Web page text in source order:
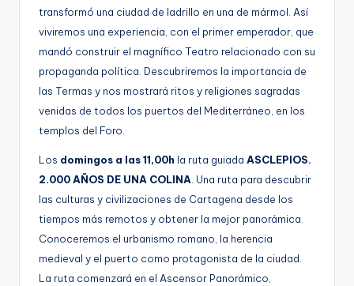
transformó una ciudad de ladrillo en una de mármol. Así
viviremos una experiencia, con el primer emperador, que
mandó construir el magnífico Teatro relacionado con su
propaganda política. Descubriremos la importancia de
las Termas y nos mostrará ritos y religiones sagradas
venidas de todos los puertos del Mediterráneo, en los
templos del Foro.
Los domingos a las 11,00h la ruta guiada ASCLEPIOS.
2.000 AÑOS DE UNA COLINA. Una ruta para descubrir
las culturas y civilizaciones de Cartagena desde los
tiempos más remotos y obtener la mejor panorámica.
Conoceremos el urbanismo romano, la herencia
medieval y el puerto como protagonista de la ciudad.
La ruta comenzará en el Ascensor Panorámico,